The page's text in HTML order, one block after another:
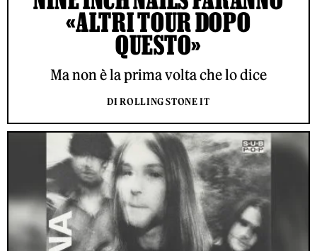
«ALTRI TOUR DOPO
QUESTO»
Ma non è la prima volta che lo dice
DI ROLLING STONE IT